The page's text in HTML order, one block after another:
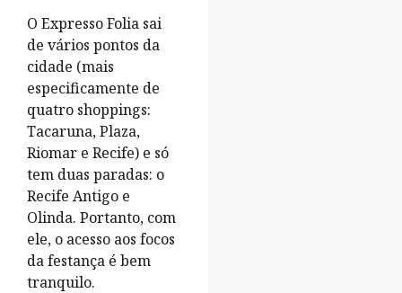
O Expresso Folia sai
de vários pontos da
cidade (mais
especificamente de
quatro shoppings:
Tacaruna, Plaza,
Riomar e Recife) e só
tem duas paradas: o
Recife Antigo e
Olinda. Portanto, com
ele, o acesso aos focos
da festança é bem
tranquilo.